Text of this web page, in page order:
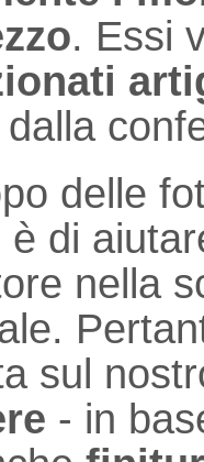
. Essi
dalla
delle
è di
nella
sul
- in